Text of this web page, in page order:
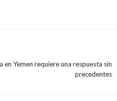
en Yemen requiere una respuesta sin
precedentes